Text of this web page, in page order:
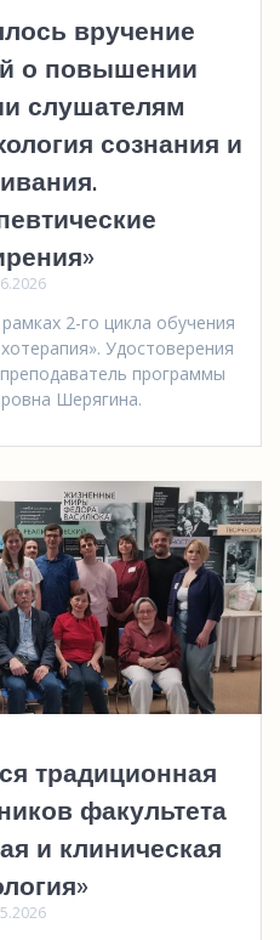
вручение
о повышении
слушателям
сознания и
2-го цикла обучения
Удостоверения
программы
Шерягина.
традиционная
факультета
и клиническая